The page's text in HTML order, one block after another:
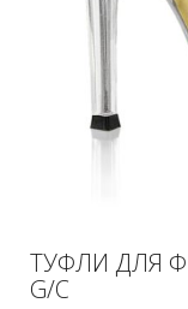
ТУФЛИ ДЛЯ
G/C